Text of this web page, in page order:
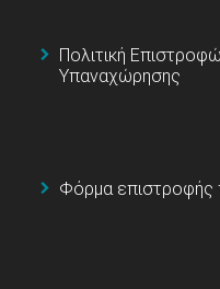
Πολιτική
Υπαναχώρησης
Φόρμα επιστροφής